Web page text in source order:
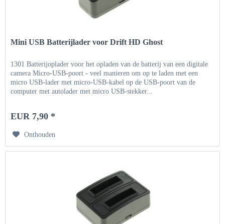
Mini USB Batterijlader voor Drift HD Ghost
1301 Batterijoplader voor het opladen van de batterij van een digitale
camera Micro-USB-poort - veel manieren om op te laden met een
micro USB-lader met micro-USB-kabel op de USB-poort van de
computer met autolader met micro USB-stekker...
EUR 7,90 *
Onthouden